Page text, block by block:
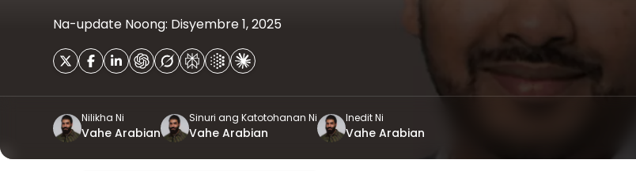
Na-update Noong: Disyembre 1, 2025
Nilikha Ni
Vahe Arabian
Sinuri ang Katotohanan Ni
Vahe Arabian
Inedit Ni
Vahe Arabian